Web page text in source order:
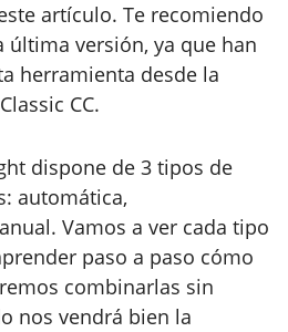
artículo. Te recomiendo
última versión, ya que han
herramienta desde la
CC.
dispone de 3 tipos de
automática,
Vamos a ver cada tipo
paso a paso cómo
combinarlas sin
nos vendrá bien la